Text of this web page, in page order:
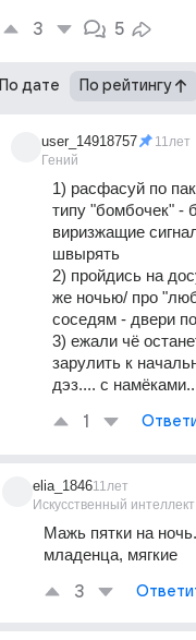
3 5
По дате По рейтингу
user_14918757
Гений
11лет
1) расфасуй по
типу "бомбочек" -
виризжащие
швырять
2) пройдись на
же ночью/ про
соседям - двери
3) ежали чё
зарулить к
дэз.... с
1
elia_1846
Искусственный интеллект
11лет
Мажь пятки на
младенца, мягкие
3